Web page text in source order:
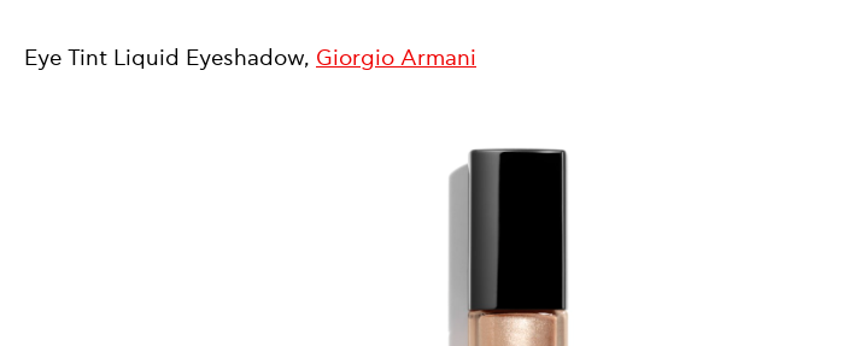
Eye Tint Liquid Eyeshadow, Giorgio Armani